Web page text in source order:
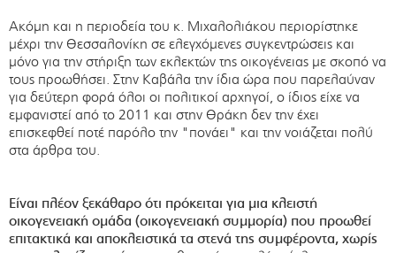
Ακόμη και η περιοδεία του κ. Μιχαλολιάκου περιορίστηκε
μέχρι την Θεσσαλονίκη σε ελεγχόμενες συγκεντρώσεις και
μόνο για την στήριξη των εκλεκτών της οικογένειας με σκοπό να
τους προωθήσει. Στην Καβάλα την ίδια ώρα που παρελαύναν
για δεύτερη φορά όλοι οι πολιτικοί αρχηγοί, ο ίδιος είχε να
εμφανιστεί από το 2011 και στην Θράκη δεν την έχει
επισκεφθεί ποτέ παρόλο την "πονάει" και την νοιάζεται πολύ
στα άρθρα του.
Είναι πλέον ξεκάθαρο ότι πρόκειται για μια κλειστή
οικογενειακή ομάδα (οικογενειακή συμμορία) που προωθεί
επιτακτικά και αποκλειστικά τα στενά της συμφέροντα, χωρίς